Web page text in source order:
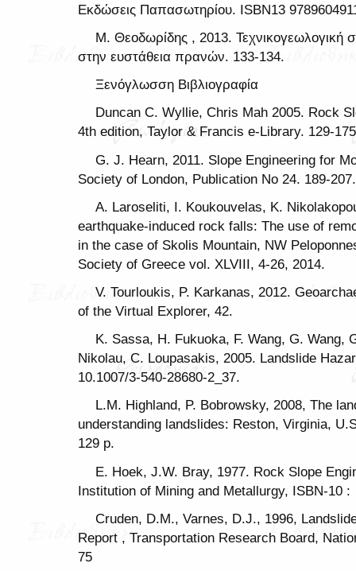
Εκδώσεις Παπασωτηρίου. ISBN13
Μ. Θεοδωρίδης , 2013.
στην ευστάθεια πρανών. 133-134.
Ξενόγλωσση Βιβλιογραφία
Duncan C. Wyllie, Chris Mah 2005. Rock
4th edition, Taylor & Francis e-Library. 129-
G. J. Hearn, 2011. Slope Engineering for
Society of London, Publication No 24. 189-
A. Laroseliti, I. Koukouvelas, K.
earthquake-induced rock falls: The use of
in the case of Skolis Mountain, NW
Society of Greece vol. XLVIII, 4-26, 2014.
V. Tourloukis, P. Karkanas, 2012.
of the Virtual Explorer, 42.
K. Sassa, H. Fukuoka, F. Wang, G. Wang,
Nikolau, C. Loupasakis, 2005. Landslide
10.1007/3-540-28680-2_37.
L.M. Highland, P. Bobrowsky, 2008, The
understanding landslides: Reston, Virginia,
129 p.
E. Hoek, J.W. Bray, 1977. Rock Slope
Cruden, D.M., Varnes, D.J., 1996,
Report , Transportation Research Board,
75